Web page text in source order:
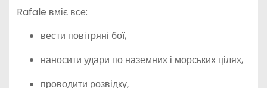
Rafale вміє все:
вести повітряні бої,
наносити удари по наземних і морських цілях,
проводити розвідку,